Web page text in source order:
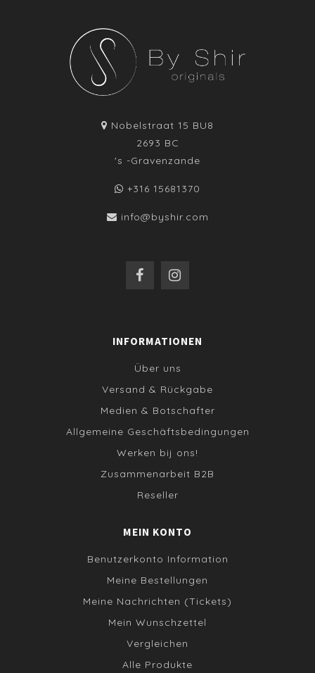
Nobelstraat 15 BU8
2693 BC
's -Gravenzande
+316 15681370
info@byshir.com
INFORMATIONEN
Über uns
Versand & Rückgabe
Medien & Botschafter
Allgemeine Geschäftsbedingungen
Werken bij ons!
Zusammenarbeit B2B
Reseller
MEIN KONTO
Benutzerkonto Information
Meine Bestellungen
Meine Nachrichten (Tickets)
Mein Wunschzettel
Vergleichen
Alle Produkte